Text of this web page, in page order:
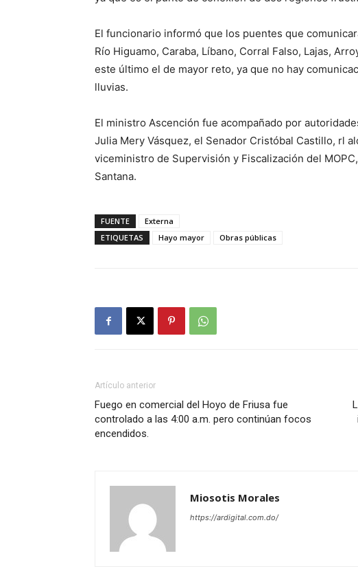
El funcionario informó que los puentes que
Río Higuamo, Caraba, Líbano, Corral Falso, Lajas,
este último el de mayor reto, ya que no hay
lluvias.
El ministro Ascención fue acompañado por
Julia Mery Vásquez, el Senador Cristóbal Castillo, rl
viceministro de Supervisión y Fiscalización del
Santana.
FUENTE
Externa
ETIQUETAS
Hayo mayor Obras públicas
Artículo anterior
Fuego en comercial del Hoyo de Friusa fue
controlado a las 4:00 a.m. pero continúan focos
encendidos.
Miosotis Morales
https://ardigital.com.do/